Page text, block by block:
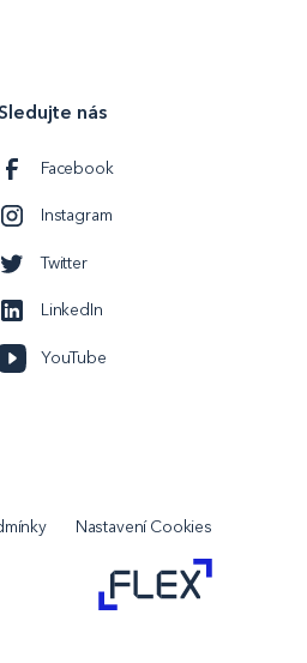
nás
Facebook
Instagram
Twitter
LinkedIn
YouTube
Nastavení Cookies